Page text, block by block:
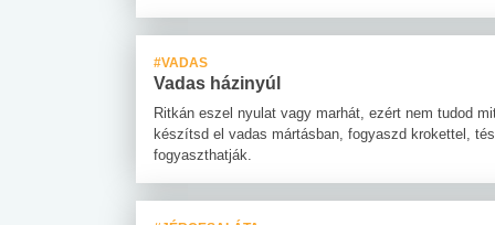
#VADAS
Vadas házinyúl
Ritkán eszel nyulat vagy marhát, ezért nem tudod
készítsd el vadas mártásban, fogyaszd krokettel,
fogyaszthatják.